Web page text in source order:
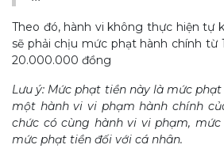
Theo đó, hành vi không thực hiện tự
sẽ phải chịu mức phạt hành chính từ
20.000.000 đồng
Lưu ý: Mức phạt tiền này là mức
một hành vi vi phạm hành chính
chức có cùng hành vi vi phạm,
mức phạt tiền đối với cá nhân.